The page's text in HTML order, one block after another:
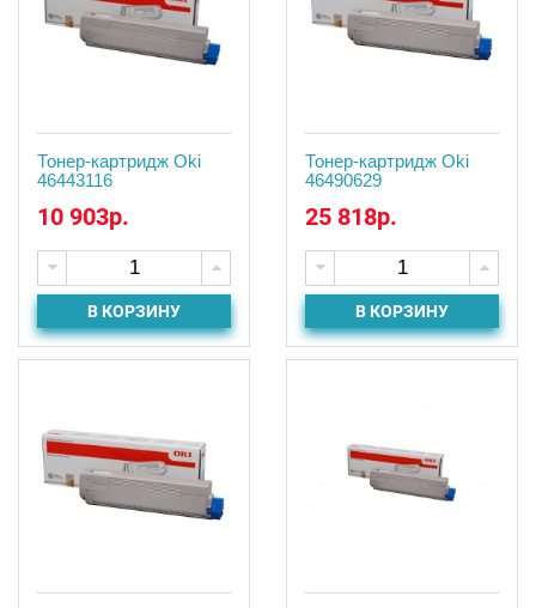
Тонер-картридж Oki
46443116
10 903р.
В КОРЗИНУ
Тонер-картридж Oki
46490629
25 818р.
В КОРЗИНУ